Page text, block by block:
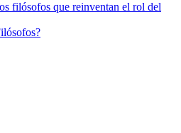
filósofos que reinventan el rol del